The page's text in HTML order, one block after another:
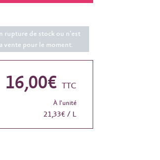
rupture de stock ou n'est
vente pour le moment.
16,00€ TTC
À l'unité
21,33€ / L